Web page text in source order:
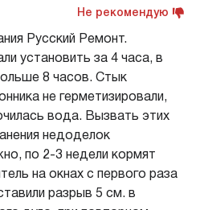
Не рекомендую
Русский Ремонт.
установить за 4 часа, в
8 часов. Стык
не герметизировали,
вода. Вызвать этих
недоделок
по 2-3 недели кормят
на окнах с первого раза
разрыв 5 см. в